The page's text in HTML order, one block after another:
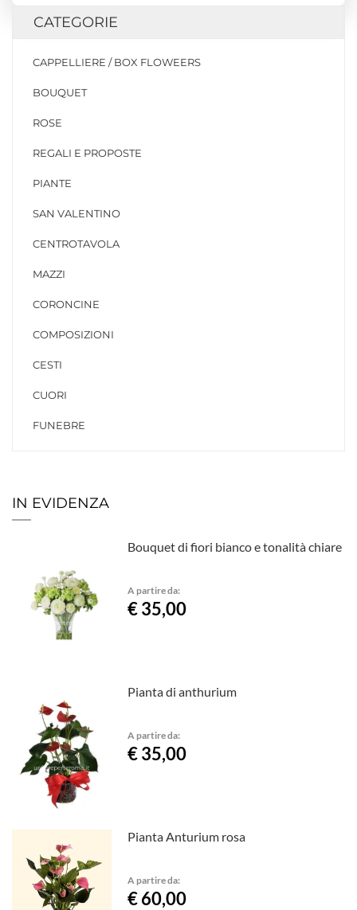
CATEGORIE
CAPPELLIERE / BOX FLOWEERS
BOUQUET
ROSE
REGALI E PROPOSTE
PIANTE
SAN VALENTINO
CENTROTAVOLA
MAZZI
CORONCINE
COMPOSIZIONI
CESTI
CUORI
FUNEBRE
IN EVIDENZA
Bouquet di fiori bianco e tonalità chiare
A partire da:
€ 35,00
Pianta di anthurium
A partire da:
€ 35,00
Pianta Anturium rosa
A partire da:
€ 60,00